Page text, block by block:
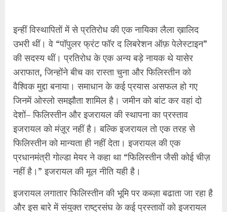
प्रधानमंत्री गोल्डा मेयर ने कहा था “फिलिस्तीन जैसी कोई चीज़
नहीं है।” इजरायल की मूल नीति यही है।
इजरायल लगातार फिलिस्तीन की भूमि पर कब्ज़ा बढाता जा रहा है
और इस बारे में संयुक्त राष्ट्रसंघ के कई प्रस्तावों को इजरायल
नज़रअंदाज़ करता आ रहा है। अमरीका इजरायल की यहूदीवादी
नीतियों का खुलकर समर्थन करता आ रहा है। और इसके बदले
इजरायल पश्चिम एशिया में कच्चे तेल के संसाधनों पर कब्ज़ा
ज़माने में अमेरिका की मदद करता रहा है
दुनिया में शायद ही कोई समुदाय इतना प्रताड़ित हो जितना कि
फिलिस्तीनी हैं। वे उनकी ही भूमि पर कुचले जा रहे हैं, उन्हें उनकी
ही ज़मीन से बेदखल किया जा रहा है। फिलिस्तीनी ब्रिटिश